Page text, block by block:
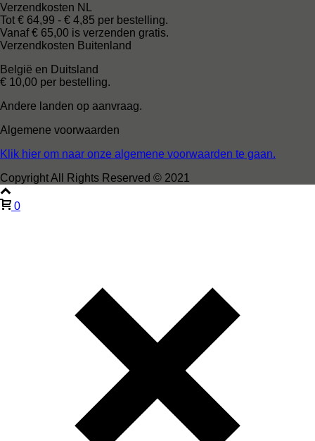
Verzendkosten NL
Tot € 64,99 - € 4,85 per bestelling.
Vanaf € 65,00 is verzenden gratis.
Verzendkosten Buitenland
België en Duitsland
€ 10,00 per bestelling.
Andere landen op aanvraag.
Algemene voorwaarden
Klik hier om naar onze algemene voorwaarden te gaan.
Copyright All Rights Reserved © 2021
0